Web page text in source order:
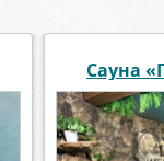
Сауна